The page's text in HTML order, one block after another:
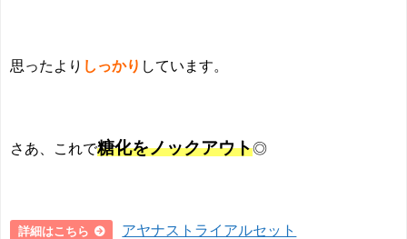
思ったより しっかり しています。
さあ、これで糖化をノックアウト◎
詳細はこちら アヤナストライアルセット